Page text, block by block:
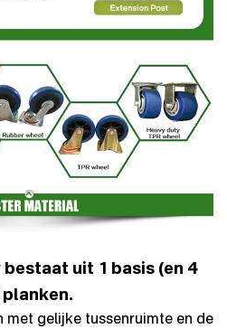
uit 1 basis (en 4
planken.
met gelijke tussenruimte en de